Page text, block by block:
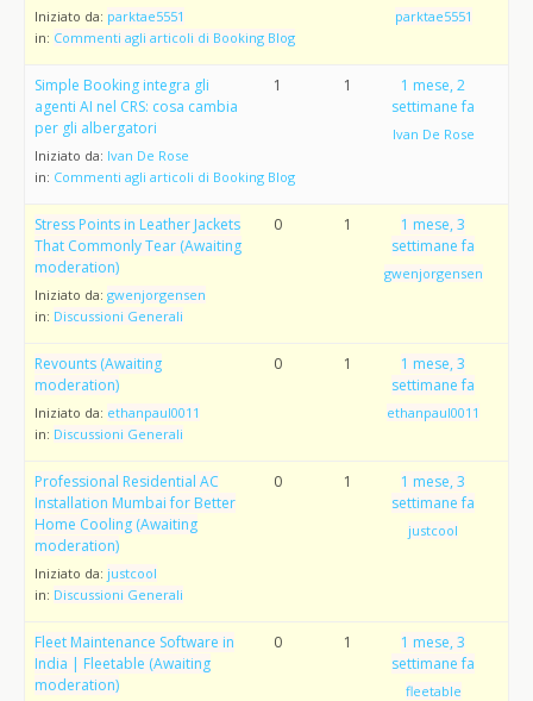
Iniziato da: parktae5551
in: Commenti agli articoli di Booking Blog
parktae5551
Simple Booking integra gli
agenti AI nel CRS: cosa cambia
per gli albergatori
Iniziato da: Ivan De Rose
in: Commenti agli articoli di Booking Blog
1 1
1 mese, 2
settimane fa
Ivan De Rose
Stress Points in Leather Jackets
That Commonly Tear (Awaiting
moderation)
Iniziato da: gwenjorgensen
in: Discussioni Generali
0 1
1 mese, 3
settimane fa
gwenjorgensen
Revounts (Awaiting
moderation)
Iniziato da: ethanpaul0011
in: Discussioni Generali
0 1
1 mese, 3
settimane fa
ethanpaul0011
Professional Residential AC
Installation Mumbai for Better
Home Cooling (Awaiting
moderation)
Iniziato da: justcool
in: Discussioni Generali
0 1
1 mese, 3
settimane fa
justcool
Fleet Maintenance Software in
India | Fleetable (Awaiting
moderation)
0 1
1 mese, 3
settimane fa
fleetable